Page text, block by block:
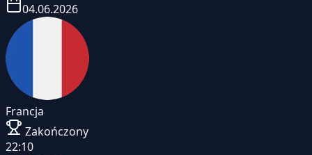
04.06.2026
Francja
Zakończony
22:10